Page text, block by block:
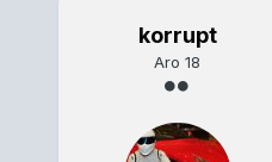
korrupt
Aro 18